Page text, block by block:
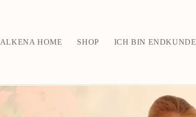
ALKENA HOME SHOP ICH BIN ENDKUNDE